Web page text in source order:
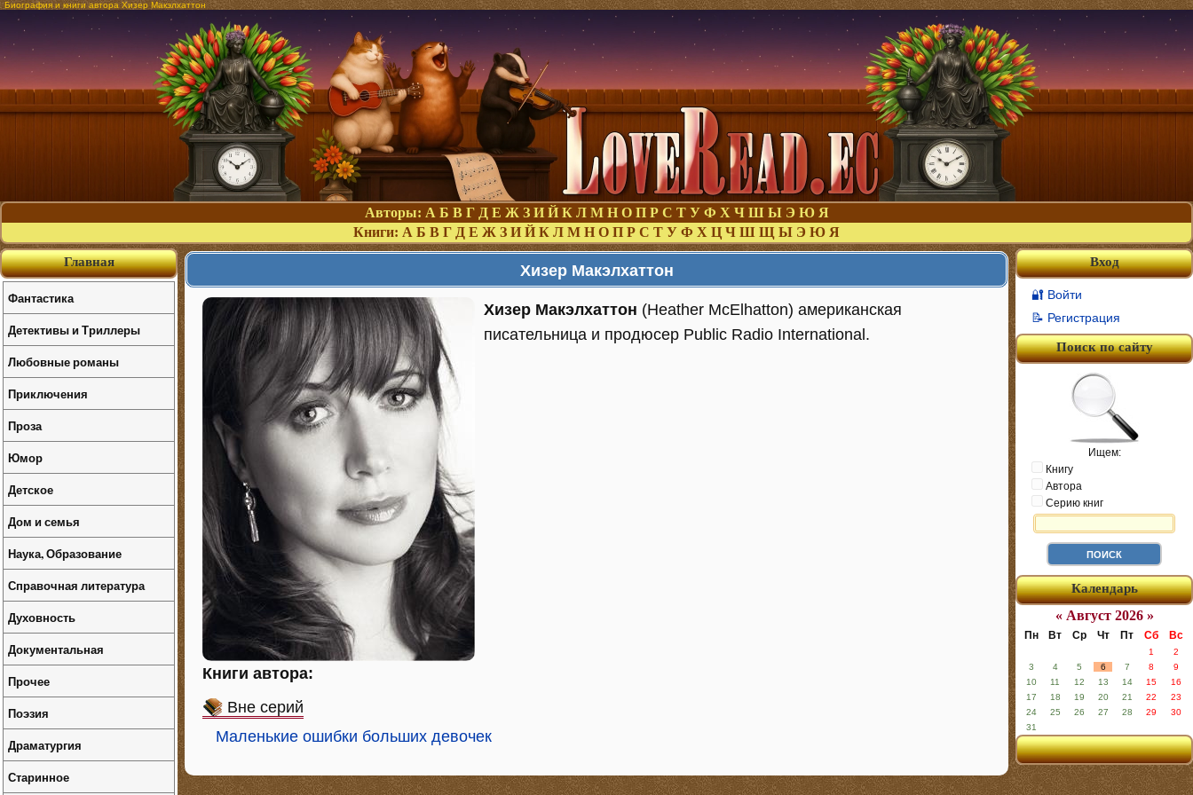
Биография и книги автора Хизер Макэлхаттон
Авторы: А Б В Г Д Е Ж З И Й К Л М Н О П Р С Т У Ф Х Ч Ш Ы Э Ю Я
Книги: А Б В Г Д Е Ж З И Й К Л М Н О П Р С Т У Ф Х Ц Ч Ш Щ Ы Э Ю Я
Хизер Макэлхаттон
Хизер Макэлхаттон (Heather McElhatton) американская
писательница и продюсер Public Radio International.
Книги автора:
Вне серий
Маленькие ошибки больших девочек
Вход
🔐 Войти
📝 Регистрация
Поиск по сайту
Ищем:
Книгу
Автора
Серию книг
Календарь
« Август 2026 »
Пн Вт Ср Чт Пт Сб Вс
1
2
3
4 5 6 7 8
9
10
11 12 13 14 15
16
17
18 19 20 21 22
23
24
25 26 27 28 29
30
31
Главная
Фантастика
Детективы и Триллеры
Любовные романы
Приключения
Проза
Юмор
Детское
Дом и семья
Наука, Образование
Справочная литература
Духовность
Документальная
Прочее
Поэзия
Драматургия
Старинное